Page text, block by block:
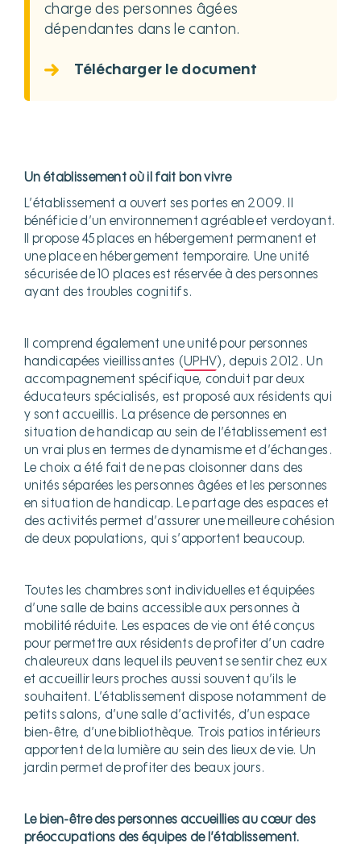
charge des personnes âgées
dépendantes dans le canton.
Télécharger le document
Un établissement où il fait bon vivre
L’établissement a ouvert ses portes en 2009. Il
bénéficie d’un environnement agréable et verdoyant.
Il propose 45 places en hébergement permanent et
une place en hébergement temporaire. Une unité
sécurisée de 10 places est réservée à des personnes
ayant des troubles cognitifs.
Il comprend également une unité pour personnes
handicapées vieillissantes (UPHV), depuis 2012. Un
accompagnement spécifique, conduit par deux
éducateurs spécialisés, est proposé aux résidents qui
y sont accueillis. La présence de personnes en
situation de handicap au sein de l’établissement est
un vrai plus en termes de dynamisme et d’échanges.
Le choix a été fait de ne pas cloisonner dans des
unités séparées les personnes âgées et les personnes
en situation de handicap. Le partage des espaces et
des activités permet d’assurer une meilleure cohésion
de deux populations, qui s’apportent beaucoup.
Toutes les chambres sont individuelles et équipées
d’une salle de bains accessible aux personnes à
mobilité réduite. Les espaces de vie ont été conçus
pour permettre aux résidents de profiter d’un cadre
chaleureux dans lequel ils peuvent se sentir chez eux
et accueillir leurs proches aussi souvent qu’ils le
souhaitent. L’établissement dispose notamment de
petits salons, d’une salle d’activités, d’un espace
bien-être, d’une bibliothèque. Trois patios intérieurs
apportent de la lumière au sein des lieux de vie. Un
jardin permet de profiter des beaux jours.
Le bien-être des personnes accueillies au cœur des
préoccupations des équipes de l’établissement.